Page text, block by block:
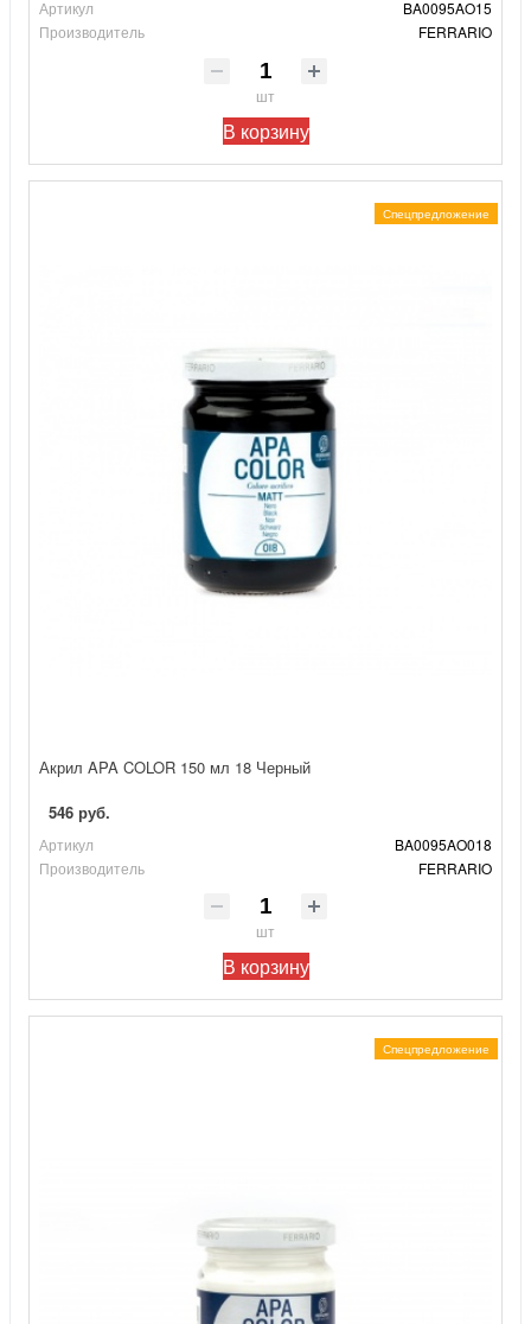
Артикул
BA0095AO15
Производитель
FERRARIO
шт
В корзину
Спецпредложение
Акрил APA COLOR 150 мл 18 Черный
546 руб.
Артикул
BA0095AO018
Производитель
FERRARIO
шт
В корзину
Спецпредложение